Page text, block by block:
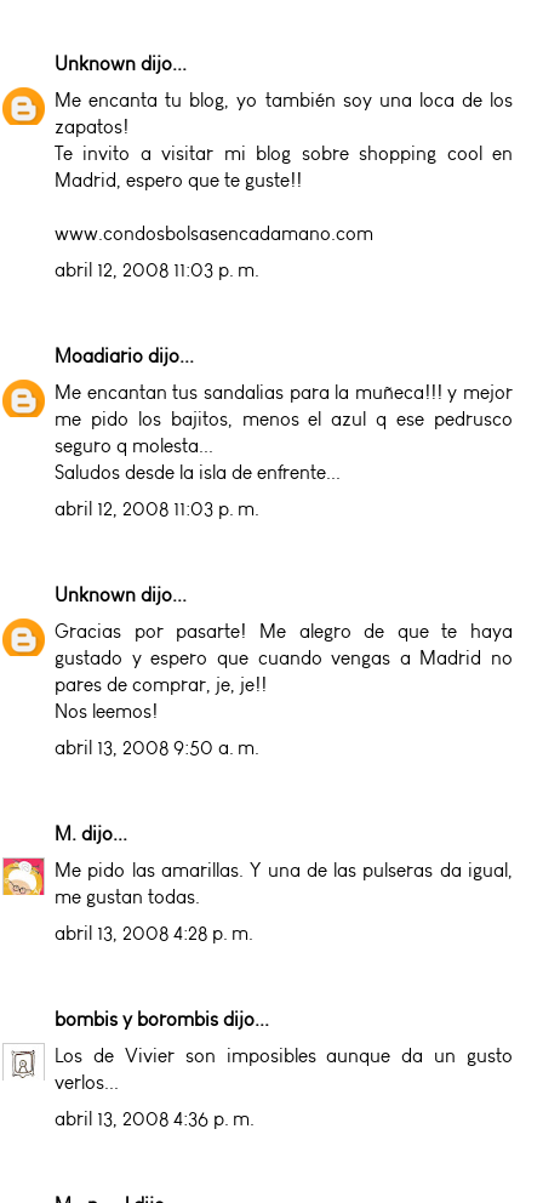
Unknown dijo...
Me encanta tu blog, yo también soy una loca de los
zapatos!
Te invito a visitar mi blog sobre shopping cool en
Madrid, espero que te guste!!
www.condosbolsasencadamano.com
abril 12, 2008 11:03 p. m.
Moadiario dijo...
Me encantan tus sandalias para la muñeca!!! y mejor
me pido los bajitos, menos el azul q ese pedrusco
seguro q molesta...
Saludos desde la isla de enfrente...
abril 12, 2008 11:03 p. m.
Unknown dijo...
Gracias por pasarte! Me alegro de que te haya
gustado y espero que cuando vengas a Madrid no
pares de comprar, je, je!!
Nos leemos!
abril 13, 2008 9:50 a. m.
M. dijo...
Me pido las amarillas. Y una de las pulseras da igual,
me gustan todas.
abril 13, 2008 4:28 p. m.
bombis y borombis dijo...
Los de Vivier son imposibles aunque da un gusto
verlos...
abril 13, 2008 4:36 p. m.